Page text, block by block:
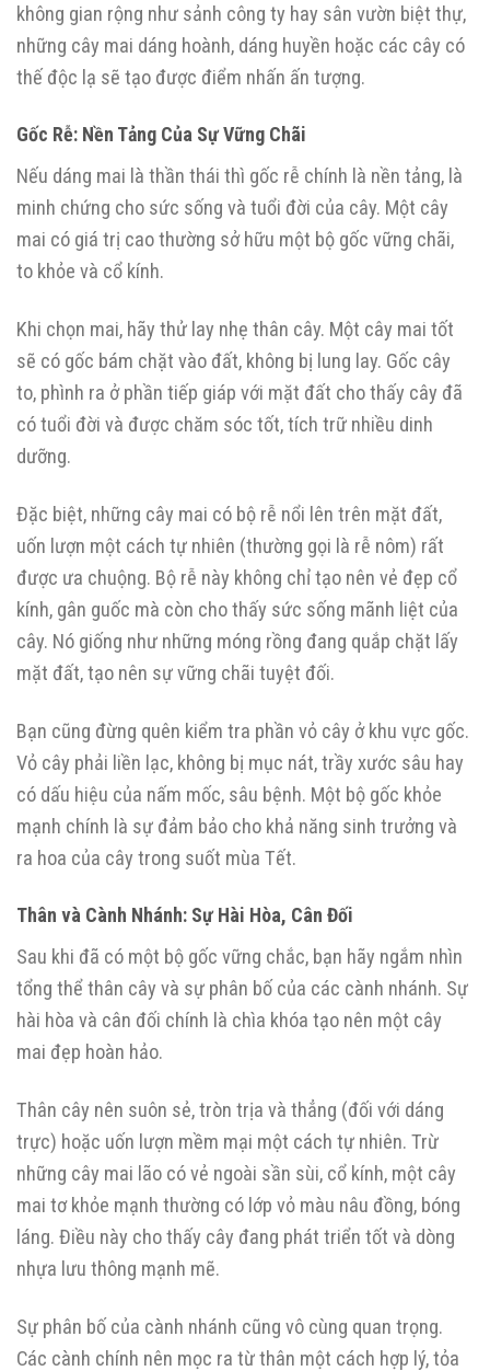
không gian rộng như sảnh công ty hay sân vườn biệt thự,
những cây mai dáng hoành, dáng huyền hoặc các cây có
thế độc lạ sẽ tạo được điểm nhấn ấn tượng.
Gốc Rễ: Nền Tảng Của Sự Vững Chãi
Nếu dáng mai là thần thái thì gốc rễ chính là nền tảng, là
minh chứng cho sức sống và tuổi đời của cây. Một cây
mai có giá trị cao thường sở hữu một bộ gốc vững chãi,
to khỏe và cổ kính.
Khi chọn mai, hãy thử lay nhẹ thân cây. Một cây mai tốt
sẽ có gốc bám chặt vào đất, không bị lung lay. Gốc cây
to, phình ra ở phần tiếp giáp với mặt đất cho thấy cây đã
có tuổi đời và được chăm sóc tốt, tích trữ nhiều dinh
dưỡng.
Đặc biệt, những cây mai có bộ rễ nổi lên trên mặt đất,
uốn lượn một cách tự nhiên (thường gọi là rễ nôm) rất
được ưa chuộng. Bộ rễ này không chỉ tạo nên vẻ đẹp cổ
kính, gân guốc mà còn cho thấy sức sống mãnh liệt của
cây. Nó giống như những móng rồng đang quắp chặt lấy
mặt đất, tạo nên sự vững chãi tuyệt đối.
Bạn cũng đừng quên kiểm tra phần vỏ cây ở khu vực gốc.
Vỏ cây phải liền lạc, không bị mục nát, trầy xước sâu hay
có dấu hiệu của nấm mốc, sâu bệnh. Một bộ gốc khỏe
mạnh chính là sự đảm bảo cho khả năng sinh trưởng và
ra hoa của cây trong suốt mùa Tết.
Thân và Cành Nhánh: Sự Hài Hòa, Cân Đối
Sau khi đã có một bộ gốc vững chắc, bạn hãy ngắm nhìn
tổng thể thân cây và sự phân bố của các cành nhánh. Sự
hài hòa và cân đối chính là chìa khóa tạo nên một cây
mai đẹp hoàn hảo.
Thân cây nên suôn sẻ, tròn trịa và thẳng (đối với dáng
trực) hoặc uốn lượn mềm mại một cách tự nhiên. Trừ
những cây mai lão có vẻ ngoài sần sùi, cổ kính, một cây
mai tơ khỏe mạnh thường có lớp vỏ màu nâu đồng, bóng
láng. Điều này cho thấy cây đang phát triển tốt và dòng
nhựa lưu thông mạnh mẽ.
Sự phân bố của cành nhánh cũng vô cùng quan trọng.
Các cành chính nên mọc ra từ thân một cách hợp lý, tỏa